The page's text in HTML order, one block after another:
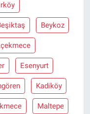
Beykoz
Esenyurt
Kadiköy
Maltepe